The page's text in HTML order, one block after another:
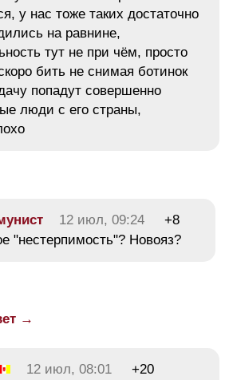
у нас тоже таких достаточно
на равнине,
тут не при чём, просто
бить не снимая ботинок
попадут совершенно
люди с его страны,
12 июл, 09:24
+8
"нестерпимость"? Новояз?
→
12 июл, 08:01
+20